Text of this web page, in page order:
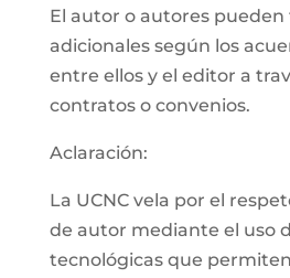
El autor o autores
adicionales según los
entre ellos y el editor a
contratos o convenios.
Aclaración:
La UCNC vela por el
de autor mediante el uso
tecnológicas que